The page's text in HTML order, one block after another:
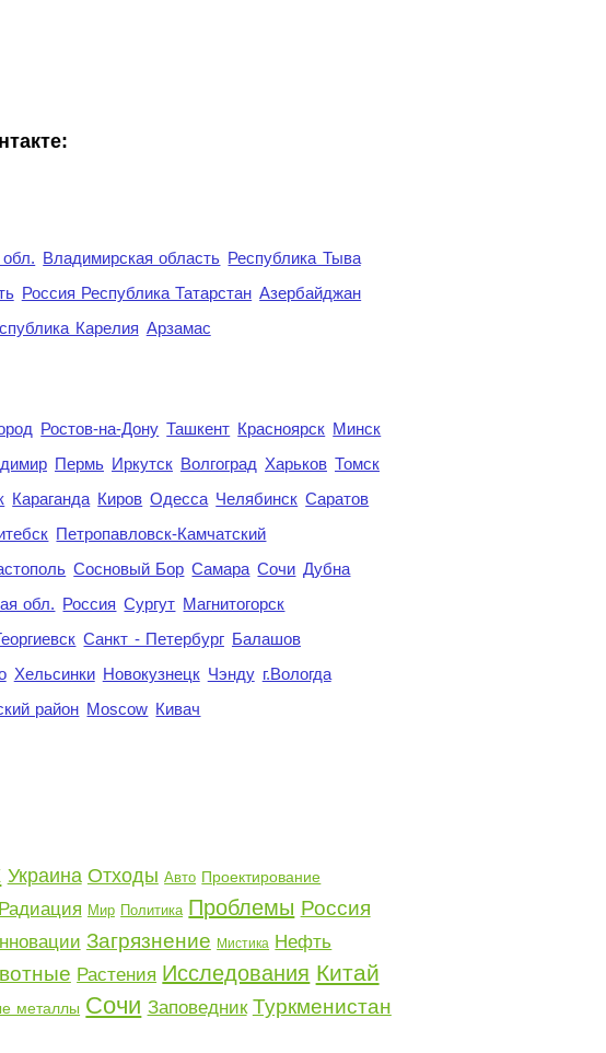
Владимирская область Республика Тыва
Россия Республика Татарстан Азербайджан
Карелия Арзамас
Ростов-на-Дону Ташкент Красноярск Минск
Пермь Иркутск Волгоград Харьков Томск
Караганда Киров Одесса Челябинск Саратов
Петропавловск-Камчатский
Сосновый Бор Самара Сочи Дубна
обл. Россия Сургут Магнитогорск
Санкт - Петербург Балашов
Хельсинки Новокузнецк Чэнду г.Вологда
район Moscow Кивач
Украина Отходы Авто Проектирование
Радиация Мир Политика Проблемы Россия
Загрязнение Мистика Нефть
Растения Исследования Китай
металлы Сочи Заповедник Туркменистан